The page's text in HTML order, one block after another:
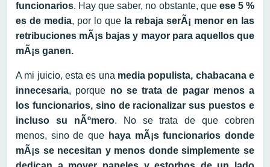
funcionarios. Hay que saber, no obstante, queese 5 %
es de media, por lo que la rebaja serÃ¡ menor en las
retribuciones mÃ¡s bajas y mayor para aquellos que
mÃ¡s ganen.
A mi juicio, esta es una media populista, chabacana e
innecesaria, porque no se trata de pagar menos a
los funcionarios, sino de racionalizar sus puestos e
incluso su nÃºmero. No se trata de que cobren
menos, sino de que haya mÃ¡s funcionarios donde
mÃ¡s se necesitan y menos donde simplemente se